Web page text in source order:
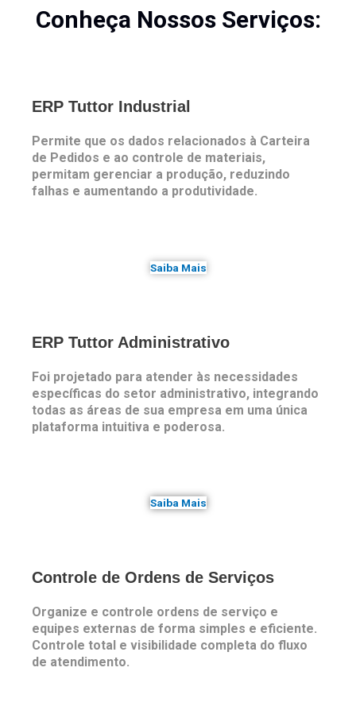
Conheça Nossos Serviços:
ERP Tuttor Industrial
Permite que os dados relacionados à Carteira
de Pedidos e ao controle de materiais,
permitam gerenciar a produção, reduzindo
falhas e aumentando a produtividade.
Saiba Mais
ERP Tuttor Administrativo
Foi projetado para atender às necessidades
específicas do setor administrativo, integrando
todas as áreas de sua empresa em uma única
plataforma intuitiva e poderosa.
Saiba Mais
Controle de Ordens de Serviços​
Organize e controle ordens de serviço e
equipes externas de forma simples e eficiente.
Controle total e visibilidade completa do fluxo
de atendimento.